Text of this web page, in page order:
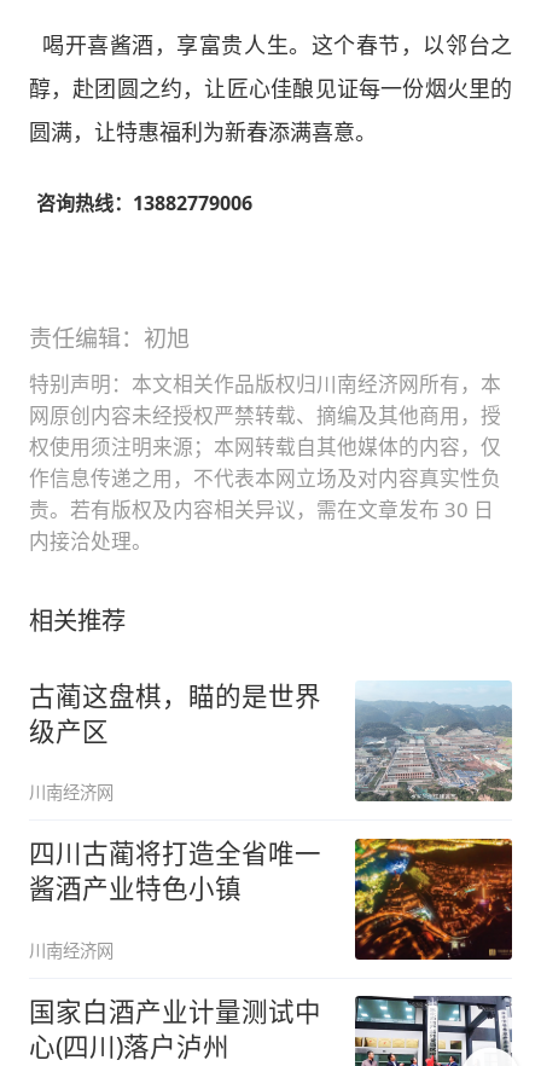
喝开喜酱酒，享富贵人生。这个春节，以邻台之
醇，赴团圆之约，让匠心佳酿见证每一份烟火里的
圆满，让特惠福利为新春添满喜意。
咨询热线：13882779006
责任编辑：初旭
特别声明：本文相关作品版权归川南经济网所有，本
网原创内容未经授权严禁转载、摘编及其他商用，授
权使用须注明来源；本网转载自其他媒体的内容，仅
作信息传递之用，不代表本网立场及对内容真实性负
责。若有版权及内容相关异议，需在文章发布 30 日
内接洽处理。
相关推荐
古蔺这盘棋，瞄的是世界
级产区
川南经济网
四川古蔺将打造全省唯一
酱酒产业特色小镇
川南经济网
国家白酒产业计量测试中
心(四川)落户泸州